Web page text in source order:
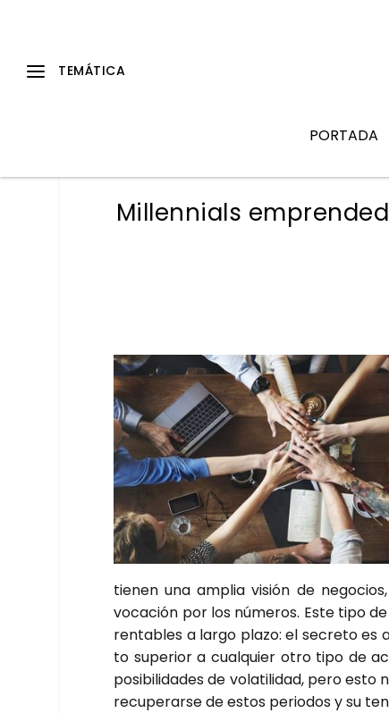
PORTADA
Millennials
tie­nen una amplia visión de
voca­ción por los núme­ros. Este tipo
ren­ta­bles a lar­go pla­zo: el secre­to
to supe­rior a cual­quier otro tipo de
posi­bi­li­da­des de vola­ti­li­dad, pero
recu­pe­rar­se de estos perio­dos y su